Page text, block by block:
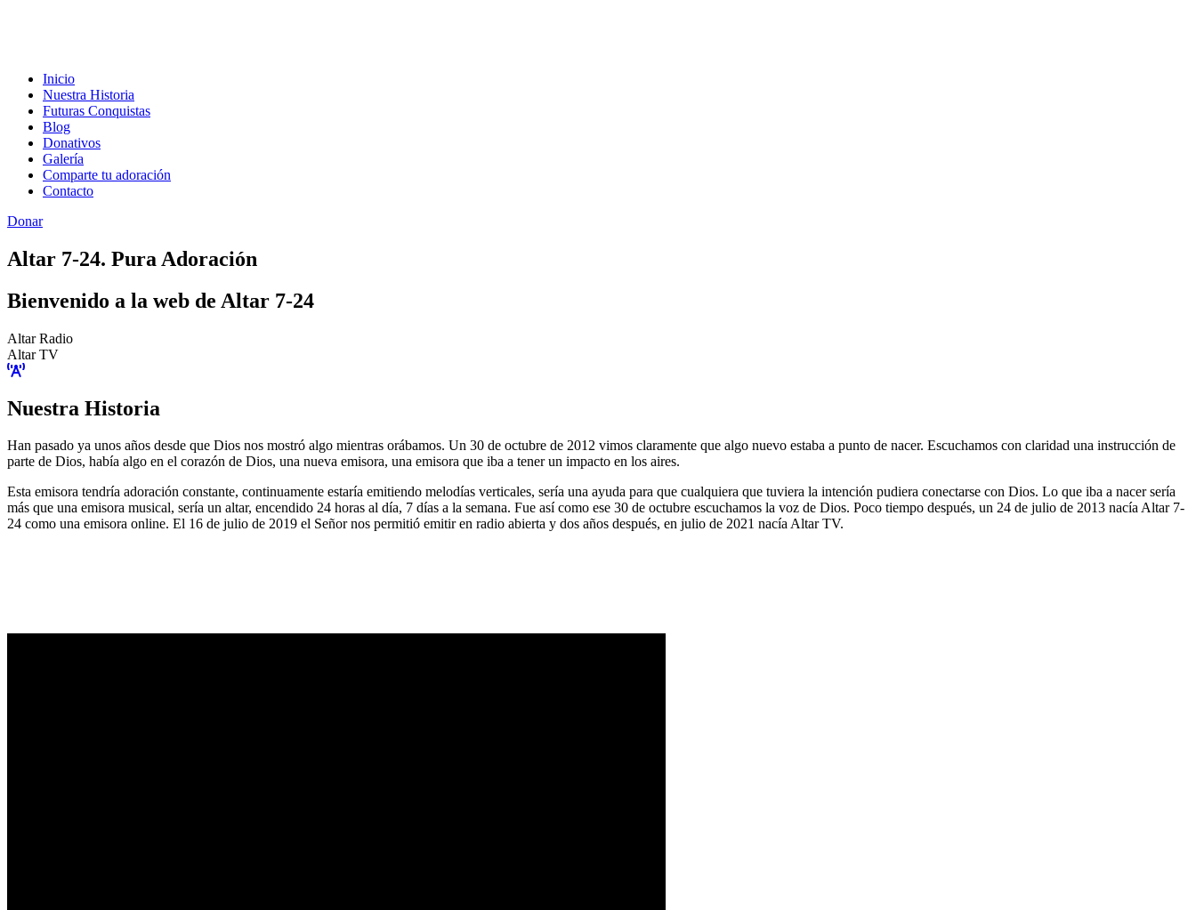
Inicio
Nuestra Historia
Futuras Conquistas
Blog
Donativos
Galería
Comparte tu adoración
Contacto
Donar
Altar 7-24. Pura Adoración
Bienvenido a la web de Altar 7-24
Altar Radio
Altar TV
Nuestra Historia
Han pasado ya unos años desde que Dios nos mostró algo mientras orábamos. Un 30 de octubre de 2012 vimos claramente que algo nuevo estaba a punto de nacer. Escuchamos con claridad una instrucción de
parte de Dios, había algo en el corazón de Dios, una nueva emisora, una emisora que iba a tener un impacto en los aires.
Esta emisora tendría adoración constante, continuamente estaría emitiendo melodías verticales, sería una ayuda para que cualquiera que tuviera la intención pudiera conectarse con Dios. Lo que iba a nacer sería
más que una emisora musical, sería un altar, encendido 24 horas al día, 7 días a la semana. Fue así como ese 30 de octubre escuchamos la voz de Dios. Poco tiempo después, un 24 de julio de 2013 nacía Altar 7-
24 como una emisora online. El 16 de julio de 2019 el Señor nos permitió emitir en radio abierta y dos años después, en julio de 2021 nacía Altar TV.